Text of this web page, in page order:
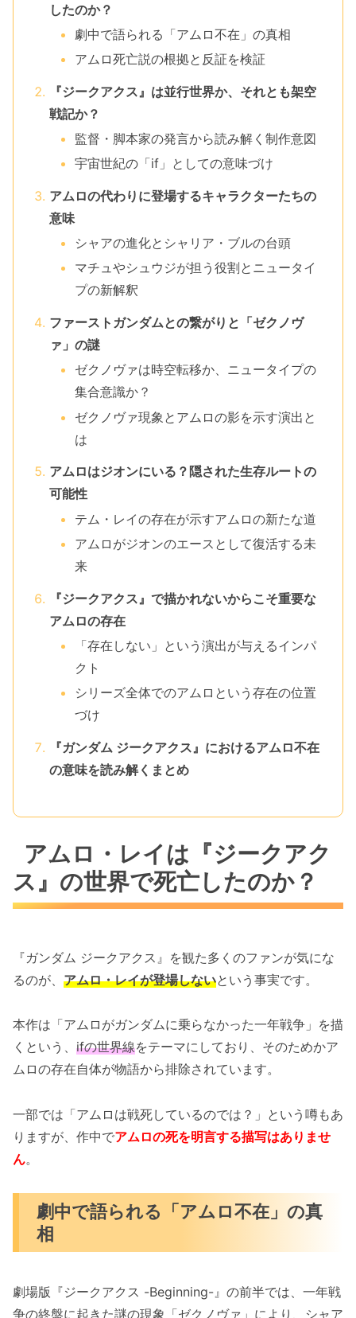
したのか？
劇中で語られる「アムロ不在」の真相
アムロ死亡説の根拠と反証を検証
『ジークアクス』は並行世界か、それとも架空
戦記か？
監督・脚本家の発言から読み解く制作意図
宇宙世紀の「if」としての意味づけ
アムロの代わりに登場するキャラクターたちの
意味
シャアの進化とシャリア・ブルの台頭
マチュやシュウジが担う役割とニュータイ
プの新解釈
ファーストガンダムとの繋がりと「ゼクノヴ
ァ」の謎
ゼクノヴァは時空転移か、ニュータイプの
集合意識か？
ゼクノヴァ現象とアムロの影を示す演出と
は
アムロはジオンにいる？隠された生存ルートの
可能性
テム・レイの存在が示すアムロの新たな道
アムロがジオンのエースとして復活する未
来
『ジークアクス』で描かれないからこそ重要な
アムロの存在
「存在しない」という演出が与えるインパ
クト
シリーズ全体でのアムロという存在の位置
づけ
『ガンダム ジークアクス』におけるアムロ不在
の意味を読み解くまとめ
アムロ・レイは『ジークアク
ス』の世界で死亡したのか？
『ガンダム ジークアクス』を観た多くのファンが気にな
るのが、 アムロ・レイが登場しないという事実です。
本作は「アムロがガンダムに乗らなかった一年戦争」を描
くという、 ifの世界線をテーマにしており、そのためかア
ムロの存在自体が物語から排除されています。
一部では「アムロは戦死しているのでは？」という噂もあ
りますが、作中でアムロの死を明言する描写はありませ
ん。
劇中で語られる「アムロ不在」の真
相
劇場版『ジークアクス -Beginning-』の前半では、一年戦
争の終盤に起きた謎の現象「ゼクノヴァ」により、シャア